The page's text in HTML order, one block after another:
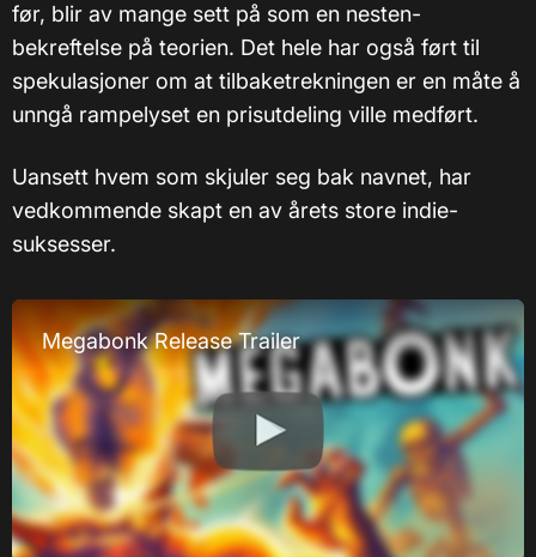
før, blir av mange sett på som en nesten-
bekreftelse på teorien. Det hele har også ført til
spekulasjoner om at tilbaketrekningen er en måte å
unngå rampelyset en prisutdeling ville medført.
Uansett hvem som skjuler seg bak navnet, har
vedkommende skapt en av årets store indie-
suksesser.
Megabonk Release Trailer